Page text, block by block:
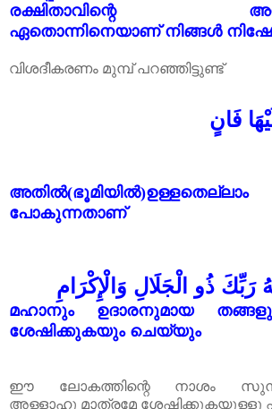
രക്ഷിതാവിന്റെ
ഏതൊന്നിനെയാണ് നിങ്ങൾ
വിശദീകരണം മുമ്പ് പറഞ്ഞിട്ടുണ്ട്
فَانٍ
പോകുന്നതാണ്
رَبِّكَ ذُو الْجَلَالِ وَالْإِكْرَامِ
മഹാനും ഉദാരനുമായ
ശേഷിക്കുകയും ചെയ്യും
ഈ ലോകത്തിന്റെ നാശം
അള്ളാഹു മാത്രമേ ശേഷിക്കുകയുള്ളൂ